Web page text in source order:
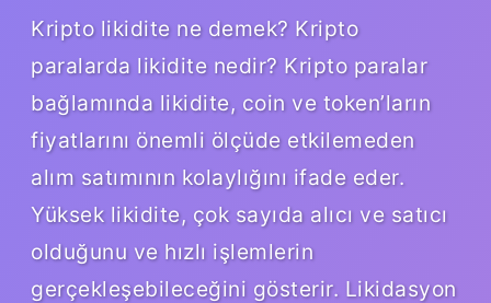
Kripto likidite ne demek? Kripto
paralarda likidite nedir? Kripto paralar
bağlamında likidite, coin ve token’ların
fiyatlarını önemli ölçüde etkilemeden
alım satımının kolaylığını ifade eder.
Yüksek likidite, çok sayıda alıcı ve satıcı
olduğunu ve hızlı işlemlerin
gerçekleşebileceğini gösterir. Likidasyon